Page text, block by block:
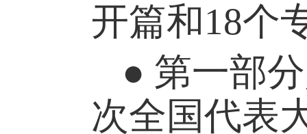
开篇和18个
● 第一部
次全国代表